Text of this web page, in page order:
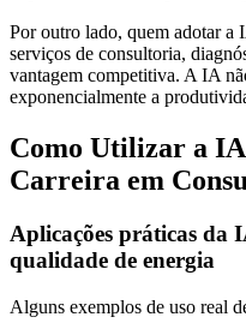
Por outro lado, quem adotar a
serviços de consultoria,
vantagem competitiva. A IA
exponencialmente a
Como Utilizar a
Carreira em
Aplicações práticas da
qualidade de energia
Alguns exemplos de uso real